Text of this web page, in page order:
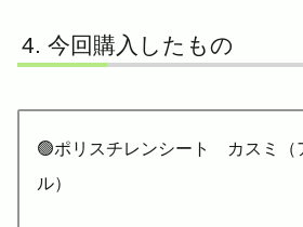
今回購入したもの
🟢ポリスチレンシート カスミ（
ル）